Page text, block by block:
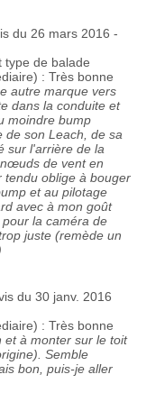
du 26 mars 2016 -
type de balade
: Très bonne
autre marque vers
dans la conduite et
moindre bump
de son Leach, de sa
sur l'arrière de la
de vent en
tendu oblige à bouger
et au pilotage
avec à mon goût
la caméra de
juste (remède un
du 30 janv. 2016
: Très bonne
et à monter sur le toit
Semble
bon, puis-je aller